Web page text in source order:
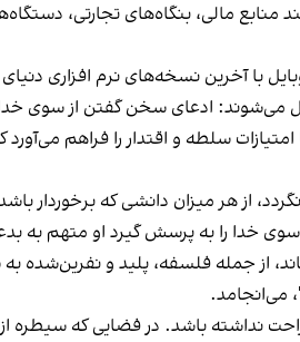
مالی، بنگاه‌های تجارتی،
با آخرین نسخه‌های نرم افزاری
می‌شوند: ادعای سخن گفتن از سوی
سلطه و اقتدار را فراهم می‌آورد
از هر میزان دانشی که برخوردار
خدا را به پرسش گیرد او متهم به
از جمله فلسفه، پلید و نفرین‌شده
می‌انجامد.
نداشته باشد. در فضایی که سیطره